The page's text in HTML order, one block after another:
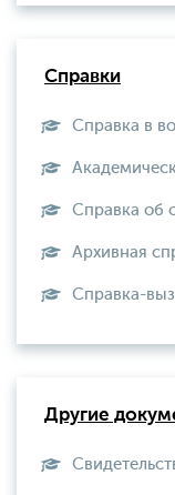
Справки
Справка в
Справка об
Архивная
Справка-
Другие